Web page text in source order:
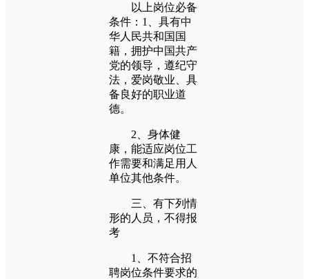
以上岗位必备
条件：1、具有中
华人民共和国国
籍，拥护中国共产
党的领导，遵纪守
法，爱岗敬业、具
备良好的职业道
德。
2、身体健
康，能适应岗位工
作需要和满足用人
单位其他条件。
三、有下列情
形的人员，不得报
考
1、不符合招
聘岗位条件要求的